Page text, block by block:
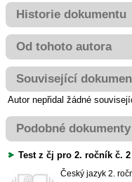
Historie dokumentu
Od tohoto autora
Související
Autor nepřidal žádné
Podobné dokumenty
Test z čj pro 2. ročník č. 2
Český jazyk 2.